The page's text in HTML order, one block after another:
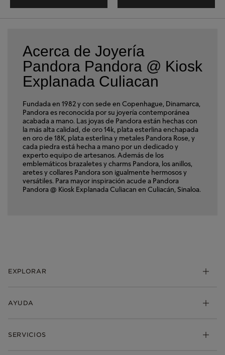
Acerca de Joyería
Pandora Pandora @ Kiosk
Explanada Culiacan
Fundada en 1982 y con sede en Copenhague, Dinamarca,
Pandora es reconocida por su joyería contemporánea
acabada a mano. Las joyas de Pandora están hechas con
la más alta calidad, de oro 14k, plata esterlina enchapada
en oro de 18K, plata esterlina y metales Pandora Rose, y
cada piedra está hecha a mano por un dedicado y
experto equipo de artesanos. Además de los
emblemáticos brazaletes y charms Pandora, los anillos,
aretes y collares Pandora son igualmente hermosos y
versátiles. Para mayor inspiración acude a Pandora
Pandora @ Kiosk Explanada Culiacan en Culiacán, Sinaloa.
EXPLORAR
Aretes
AYUDA
SERVICIOS